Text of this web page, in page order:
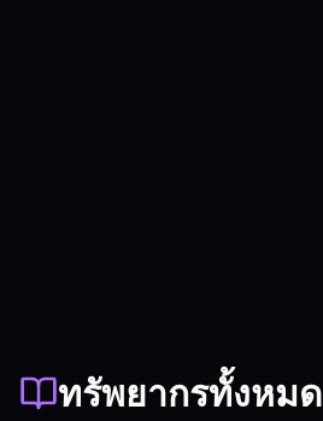
ทรัพยากรทั้งหมด